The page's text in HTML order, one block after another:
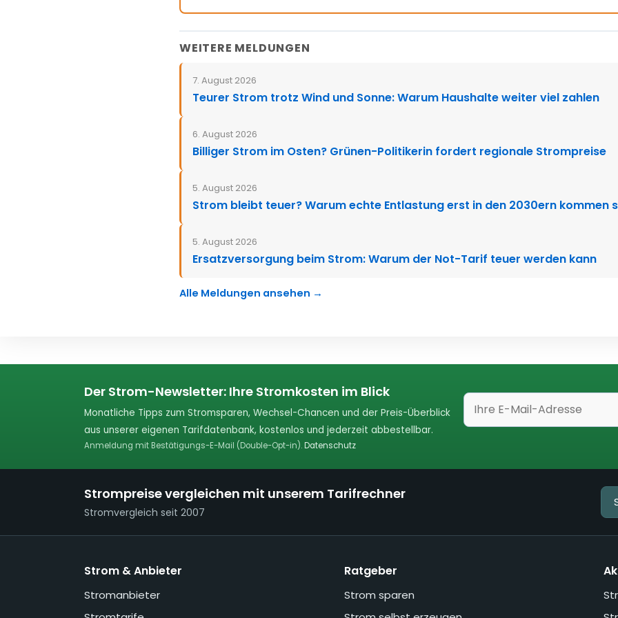
WEITERE MELDUNGEN
7. August 2026
Teurer Strom trotz Wind und Sonne: Warum Haushalte weiter viel zahlen
6. August 2026
Billiger Strom im Osten? Grünen-Politikerin fordert regionale Strompreise
5. August 2026
Strom bleibt teuer? Warum echte Entlastung erst in den 2030ern kommen
5. August 2026
Ersatzversorgung beim Strom: Warum der Not-Tarif teuer werden kann
Alle Meldungen ansehen →
Der Strom-Newsletter: Ihre Stromkosten im Blick
Monatliche Tipps zum Stromsparen, Wechsel-Chancen und der Preis-Überblick
aus unserer eigenen Tarifdatenbank, kostenlos und jederzeit abbestellbar.
Anmeldung mit Bestätigungs-E-Mail (Double-Opt-in).Datenschutz
Strompreise vergleichen mit unserem Tarifrechner
Stromvergleich seit 2007
Strom & Anbieter
Stromanbieter
Ratgeber
Strom sparen